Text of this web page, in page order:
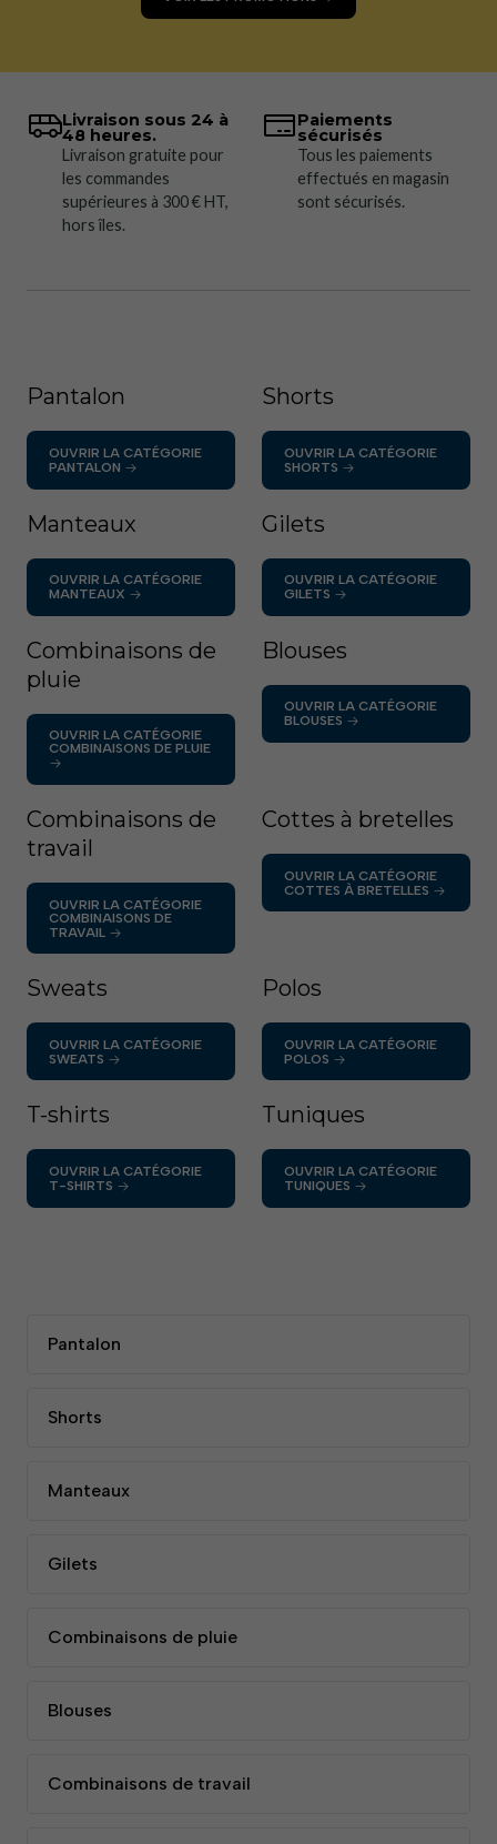
Livraison sous 24 à
48 heures.
Livraison gratuite pour
les commandes
supérieures à 300 € HT,
hors îles.
Paiements
sécurisés
Tous les paiements
effectués en magasin
sont sécurisés.
Pantalon
OUVRIR LA CATÉGORIE
PANTALON
Shorts
OUVRIR LA CATÉGORIE
SHORTS
Manteaux
OUVRIR LA CATÉGORIE
MANTEAUX
Gilets
OUVRIR LA CATÉGORIE
GILETS
Combinaisons de
pluie
OUVRIR LA CATÉGORIE
COMBINAISONS DE PLUIE
Blouses
OUVRIR LA CATÉGORIE
BLOUSES
Combinaisons de
travail
OUVRIR LA CATÉGORIE
COMBINAISONS DE
TRAVAIL
Cottes à bretelles
OUVRIR LA CATÉGORIE
COTTES À BRETELLES
Sweats
OUVRIR LA CATÉGORIE
SWEATS
Polos
OUVRIR LA CATÉGORIE
POLOS
T-shirts
OUVRIR LA CATÉGORIE
T-SHIRTS
Tuniques
OUVRIR LA CATÉGORIE
TUNIQUES
Pantalon
Shorts
Manteaux
Gilets
Combinaisons de pluie
Blouses
Combinaisons de travail